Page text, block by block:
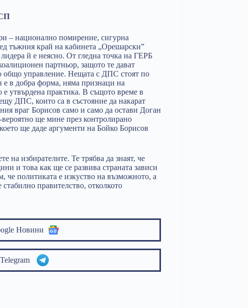
– национално помирение, сигурна
тъжния край на кабинета „Орешарски”
й е неясно. От гледна точка на ГЕРБ
партньор, защото те дават
общо управление. Нещата с ДПС стоят по
е в добра форма, няма признаци на
утвърдена практика. В същото време в
ДПС, които са в състояние да накарат
враг Борисов само и само да остави Доган
ще мине през контролирано
ще даде аргументи на Бойко Борисов
на избирателите. Те трябва да знаят, че
и това как ще се развива страната зависи
че политиката е изкуство на възможното, а
правителство, отколкото
Новини
Telegram